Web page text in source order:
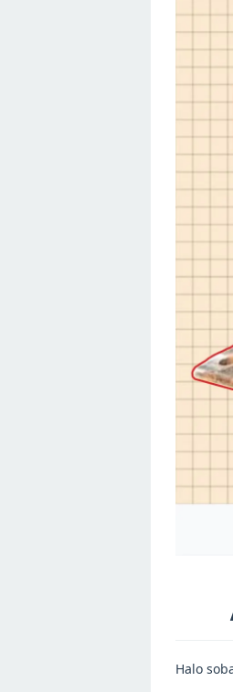
Halo